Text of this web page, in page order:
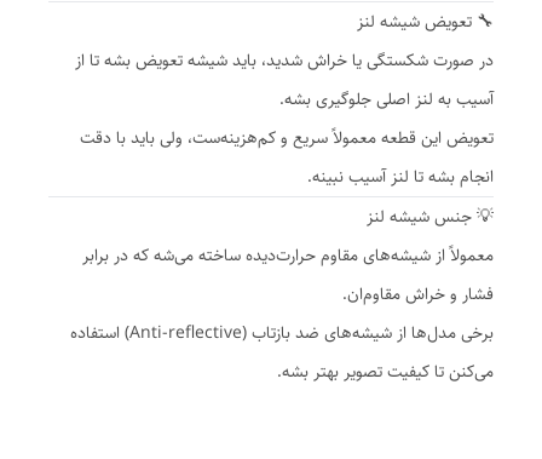
🔧 تعویض شیشه لنز
در صورت شکستگی یا خراش شدید، باید شیشه تعویض بشه تا از
آسیب به لنز اصلی جلوگیری بشه.
تعویض این قطعه معمولاً سریع و کم‌هزینه‌ست، ولی باید با دقت
انجام بشه تا لنز آسیب نبینه.
💡 جنس شیشه لنز
معمولاً از شیشه‌های مقاوم حرارت‌دیده ساخته می‌شه که در برابر
فشار و خراش مقاوم‌ان.
برخی مدل‌ها از شیشه‌های ضد بازتاب (Anti-reflective) استفاده
می‌کنن تا کیفیت تصویر بهتر بشه.